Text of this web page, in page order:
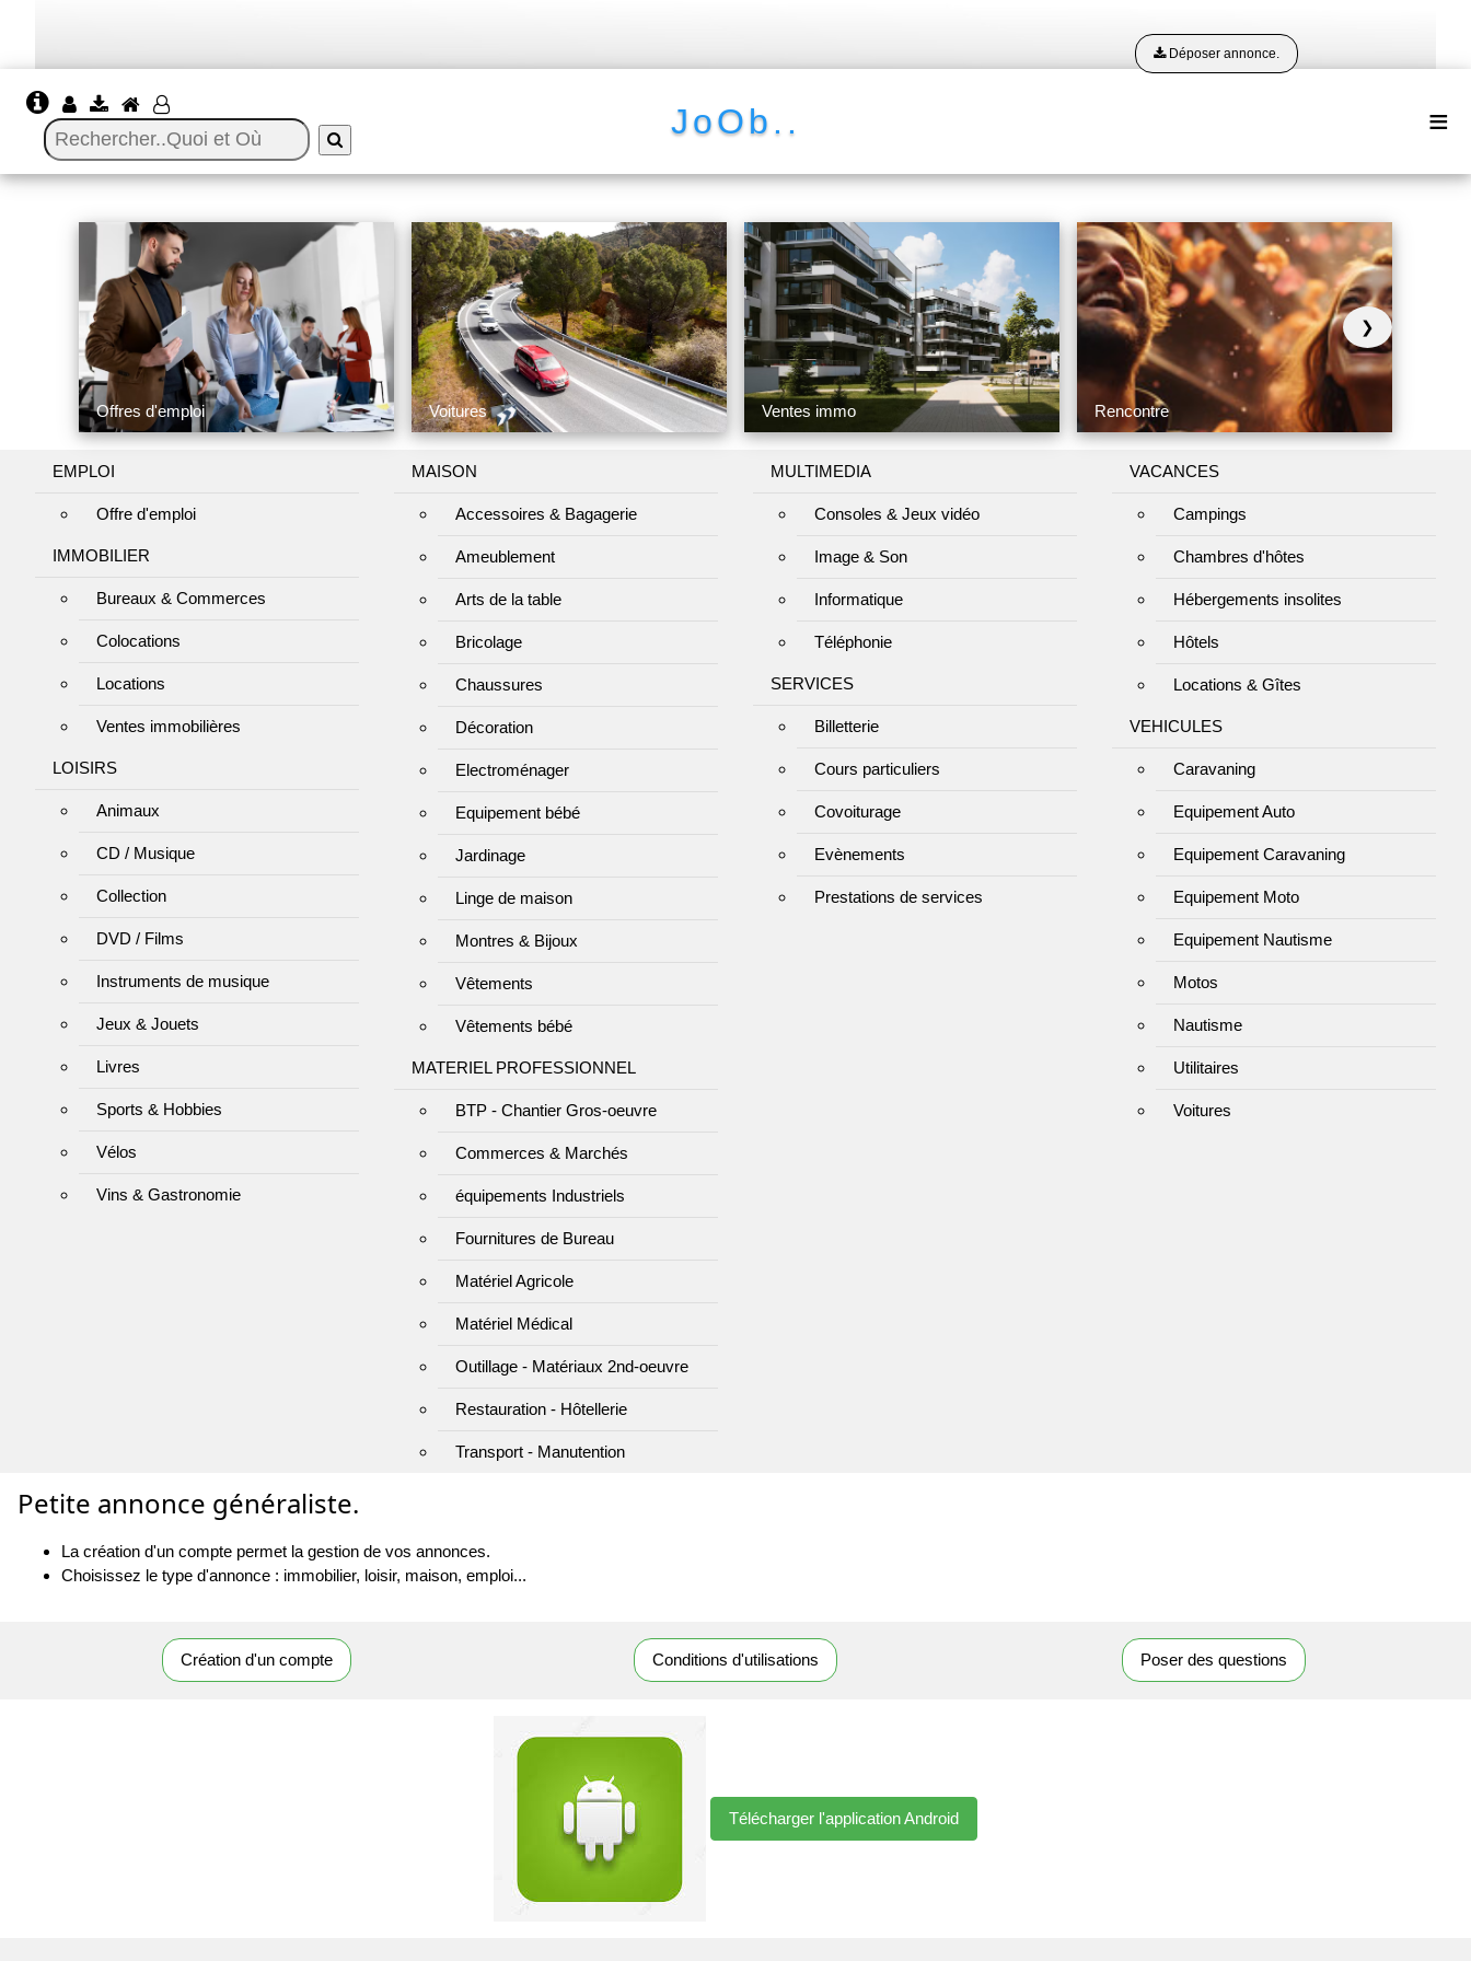
JoOb.. ≡
Déposer annonce.
Offres d'emploi Voitures Ventes immo
❯
Rencontre
EMPLOI
Offre d'emploi
IMMOBILIER
Bureaux & Commerces
Colocations
Locations
Ventes immobilières
LOISIRS
Animaux
CD / Musique
Collection
DVD / Films
Instruments de musique
Jeux & Jouets
Livres
Sports & Hobbies
Vélos
Vins & Gastronomie
MAISON
Accessoires & Bagagerie
Ameublement
Arts de la table
Bricolage
Chaussures
Décoration
Electroménager
Equipement bébé
Jardinage
Linge de maison
Montres & Bijoux
Vêtements
Vêtements bébé
MATERIEL PROFESSIONNEL
BTP - Chantier Gros-oeuvre
Commerces & Marchés
équipements Industriels
Fournitures de Bureau
Matériel Agricole
Matériel Médical
Outillage - Matériaux 2nd-oeuvre
Restauration - Hôtellerie
Transport - Manutention
MULTIMEDIA
Consoles & Jeux vidéo
Image & Son
Informatique
Téléphonie
SERVICES
Billetterie
Cours particuliers
Covoiturage
Evènements
Prestations de services
VACANCES
Campings
Chambres d'hôtes
Hébergements insolites
Hôtels
Locations & Gîtes
VEHICULES
Caravaning
Equipement Auto
Equipement Caravaning
Equipement Moto
Equipement Nautisme
Motos
Nautisme
Utilitaires
Voitures
Petite annonce généraliste.
La création d'un compte permet la gestion de vos annonces.
Choisissez le type d'annonce : immobilier, loisir, maison, emploi...
Création d'un compte Conditions d'utilisations Poser des questions
Télécharger l'application Android